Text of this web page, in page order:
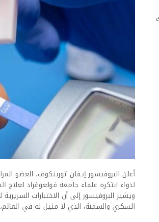
أعلن البروفيسور إيفان تورينكوف، العضو
لدواء ابتكره علماء جامعة فولغوغراد لعلاج
ويشير البروفيسور إلى أن الاختبارات
السكري والسمنة، الذي لا مثيل له في